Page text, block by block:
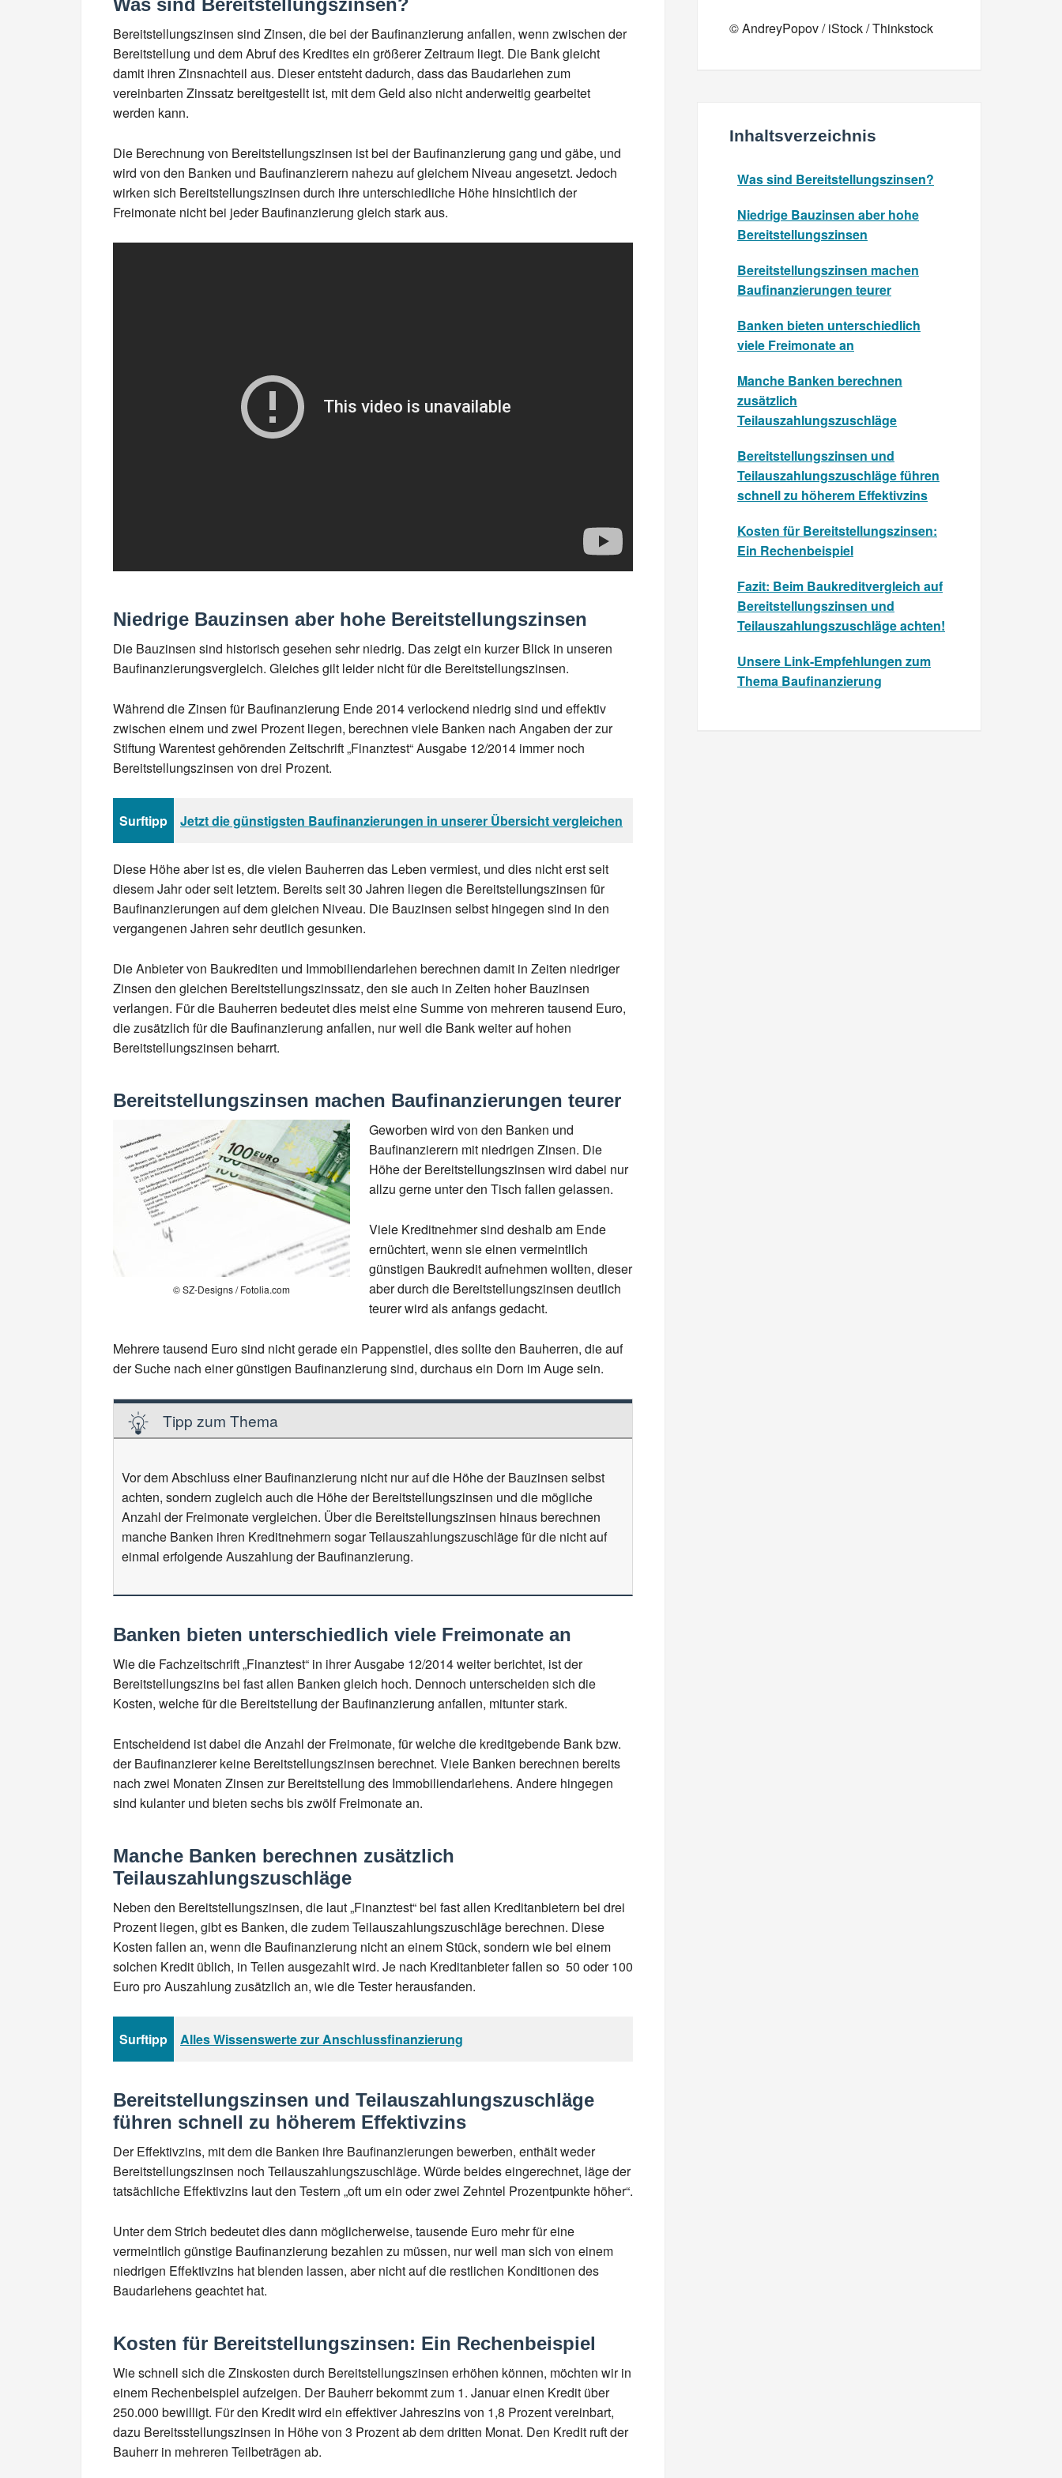
Was sind Bereitstellungszinsen?
Bereitstellungszinsen sind Zinsen, die bei der Baufinanzierung anfallen, wenn zwischen der
Bereitstellung und dem Abruf des Kredites ein größerer Zeitraum liegt. Die Bank gleicht
damit ihren Zinsnachteil aus. Dieser entsteht dadurch, dass das Baudarlehen zum
vereinbarten Zinssatz bereitgestellt ist, mit dem Geld also nicht anderweitig gearbeitet
werden kann.
Die Berechnung von Bereitstellungszinsen ist bei der Baufinanzierung gang und gäbe, und
wird von den Banken und Baufinanzierern nahezu auf gleichem Niveau angesetzt. Jedoch
wirken sich Bereitstellungszinsen durch ihre unterschiedliche Höhe hinsichtlich der
Freimonate nicht bei jeder Baufinanzierung gleich stark aus.
Niedrige Bauzinsen aber hohe Bereitstellungszinsen
Die Bauzinsen sind historisch gesehen sehr niedrig. Das zeigt ein kurzer Blick in unseren
Baufinanzierungsvergleich. Gleiches gilt leider nicht für die Bereitstellungszinsen.
Während die Zinsen für Baufinanzierung Ende 2014 verlockend niedrig sind und effektiv
zwischen einem und zwei Prozent liegen, berechnen viele Banken nach Angaben der zur
Stiftung Warentest gehörenden Zeitschrift „Finanztest“ Ausgabe 12/2014 immer noch
Bereitstellungszinsen von drei Prozent.
Surftipp Jetzt die günstigsten Baufinanzierungen in unserer Übersicht vergleichen
Diese Höhe aber ist es, die vielen Bauherren das Leben vermiest, und dies nicht erst seit
diesem Jahr oder seit letztem. Bereits seit 30 Jahren liegen die Bereitstellungszinsen für
Baufinanzierungen auf dem gleichen Niveau. Die Bauzinsen selbst hingegen sind in den
vergangenen Jahren sehr deutlich gesunken.
Die Anbieter von Baukrediten und Immobiliendarlehen berechnen damit in Zeiten niedriger
Zinsen den gleichen Bereitstellungszinssatz, den sie auch in Zeiten hoher Bauzinsen
verlangen. Für die Bauherren bedeutet dies meist eine Summe von mehreren tausend Euro,
die zusätzlich für die Baufinanzierung anfallen, nur weil die Bank weiter auf hohen
Bereitstellungszinsen beharrt.
Bereitstellungszinsen machen Baufinanzierungen teurer
© SZ-Designs / Fotolia.com
Geworben wird von den Banken und
Baufinanzierern mit niedrigen Zinsen. Die
Höhe der Bereitstellungszinsen wird dabei nur
allzu gerne unter den Tisch fallen gelassen.
Viele Kreditnehmer sind deshalb am Ende
ernüchtert, wenn sie einen vermeintlich
günstigen Baukredit aufnehmen wollten, dieser
aber durch die Bereitstellungszinsen deutlich
teurer wird als anfangs gedacht.
Mehrere tausend Euro sind nicht gerade ein Pappenstiel, dies sollte den Bauherren, die auf
der Suche nach einer günstigen Baufinanzierung sind, durchaus ein Dorn im Auge sein.
Tipp zum Thema
Vor dem Abschluss einer Baufinanzierung nicht nur auf die Höhe der Bauzinsen selbst
achten, sondern zugleich auch die Höhe der Bereitstellungszinsen und die mögliche
Anzahl der Freimonate vergleichen. Über die Bereitstellungszinsen hinaus berechnen
manche Banken ihren Kreditnehmern sogar Teilauszahlungszuschläge für die nicht auf
einmal erfolgende Auszahlung der Baufinanzierung.
Banken bieten unterschiedlich viele Freimonate an
Wie die Fachzeitschrift „Finanztest“ in ihrer Ausgabe 12/2014 weiter berichtet, ist der
Bereitstellungszins bei fast allen Banken gleich hoch. Dennoch unterscheiden sich die
Kosten, welche für die Bereitstellung der Baufinanzierung anfallen, mitunter stark.
Entscheidend ist dabei die Anzahl der Freimonate, für welche die kreditgebende Bank bzw.
der Baufinanzierer keine Bereitstellungszinsen berechnet. Viele Banken berechnen bereits
nach zwei Monaten Zinsen zur Bereitstellung des Immobiliendarlehens. Andere hingegen
sind kulanter und bieten sechs bis zwölf Freimonate an.
Manche Banken berechnen zusätzlich
Teilauszahlungszuschläge
Neben den Bereitstellungszinsen, die laut „Finanztest“ bei fast allen Kreditanbietern bei drei
Prozent liegen, gibt es Banken, die zudem Teilauszahlungszuschläge berechnen. Diese
Kosten fallen an, wenn die Baufinanzierung nicht an einem Stück, sondern wie bei einem
solchen Kredit üblich, in Teilen ausgezahlt wird. Je nach Kreditanbieter fallen so 50 oder 100
Euro pro Auszahlung zusätzlich an, wie die Tester herausfanden.
Surftipp Alles Wissenswerte zur Anschlussfinanzierung
Bereitstellungszinsen und Teilauszahlungszuschläge
führen schnell zu höherem Effektivzins
Der Effektivzins, mit dem die Banken ihre Baufinanzierungen bewerben, enthält weder
Bereitstellungszinsen noch Teilauszahlungszuschläge. Würde beides eingerechnet, läge der
tatsächliche Effektivzins laut den Testern „oft um ein oder zwei Zehntel Prozentpunkte höher“.
Unter dem Strich bedeutet dies dann möglicherweise, tausende Euro mehr für eine
vermeintlich günstige Baufinanzierung bezahlen zu müssen, nur weil man sich von einem
niedrigen Effektivzins hat blenden lassen, aber nicht auf die restlichen Konditionen des
Baudarlehens geachtet hat.
Kosten für Bereitstellungszinsen: Ein Rechenbeispiel
Wie schnell sich die Zinskosten durch Bereitstellungszinsen erhöhen können, möchten wir in
einem Rechenbeispiel aufzeigen. Der Bauherr bekommt zum 1. Januar einen Kredit über
250.000 bewilligt. Für den Kredit wird ein effektiver Jahreszins von 1,8 Prozent vereinbart,
dazu Bereitsstellungszinsen in Höhe von 3 Prozent ab dem dritten Monat. Den Kredit ruft der
Bauherr in mehreren Teilbeträgen ab.
© AndreyPopov / iStock / Thinkstock
Inhaltsverzeichnis
Was sind Bereitstellungszinsen?
Niedrige Bauzinsen aber hohe
Bereitstellungszinsen
Bereitstellungszinsen machen
Baufinanzierungen teurer
Banken bieten unterschiedlich
viele Freimonate an
Manche Banken berechnen
zusätzlich
Teilauszahlungszuschläge
Bereitstellungszinsen und
Teilauszahlungszuschläge führen
schnell zu höherem Effektivzins
Kosten für Bereitstellungszinsen:
Ein Rechenbeispiel
Fazit: Beim Baukreditvergleich auf
Bereitstellungszinsen und
Teilauszahlungszuschläge achten!
Unsere Link-Empfehlungen zum
Thema Baufinanzierung